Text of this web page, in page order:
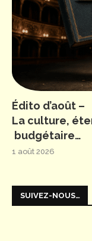
Édito d’août –
La culture,
budgétaire…
1 août 2026
SUIVEZ-NOUS…